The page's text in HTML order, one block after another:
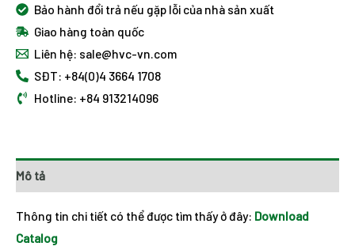
Bảo hành đổi trả nếu gặp lỗi của nhà sản xuất
Giao hàng toàn quốc
Liên hệ: sale@hvc-vn.com
SĐT: +84(0)4 3664 1708
Hotline: +84 913214096
Mô tả
Thông tin chi tiết có thể được tìm thấy ở đây: Download
Catalog